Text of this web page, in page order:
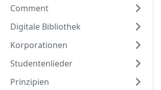
Comment
Digitale Bibliothek
Korporationen
Studentenlieder
Prinzipien